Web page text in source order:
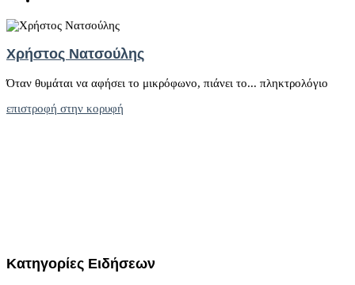
Χρήστος Νατσούλης
Όταν θυμάται να αφήσει το μικρόφωνο, πιάνει το... πληκτρολόγιο
επιστροφή στην κορυφή
Κατηγορίες Ειδήσεων